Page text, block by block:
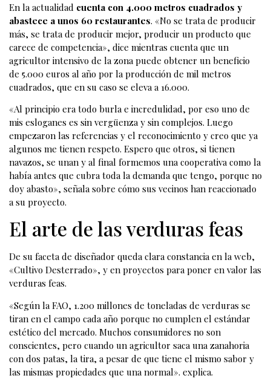
En la actualidad cuenta con 4.000 metros cuadrados y
abastece a unos 60 restaurantes. «No se trata de producir
más, se trata de producir mejor, producir un producto que
carece de competencia», dice mientras cuenta que un
agricultor intensivo de la zona puede obtener un beneficio
de 5.000 euros al año por la producción de mil metros
cuadrados, que en su caso se eleva a 16.000.
«Al principio era todo burla e incredulidad, por eso uno de
mis esloganes es sin vergüenza y sin complejos. Luego
empezaron las referencias y el reconocimiento y creo que ya
algunos me tienen respeto. Espero que otros, si tienen
navazos, se unan y al final formemos una cooperativa como la
había antes que cubra toda la demanda que tengo, porque no
doy abasto», señala sobre cómo sus vecinos han reaccionado
a su proyecto.
El arte de las verduras feas
De su faceta de diseñador queda clara constancia en la web,
«Cultivo Desterrado», y en proyectos para poner en valor las
verduras feas.
«Según la FAO, 1.200 millones de toneladas de verduras se
tiran en el campo cada año porque no cumplen el estándar
estético del mercado. Muchos consumidores no son
conscientes, pero cuando un agricultor saca una zanahoria
con dos patas, la tira, a pesar de que tiene el mismo sabor y
las mismas propiedades que una normal». explica.